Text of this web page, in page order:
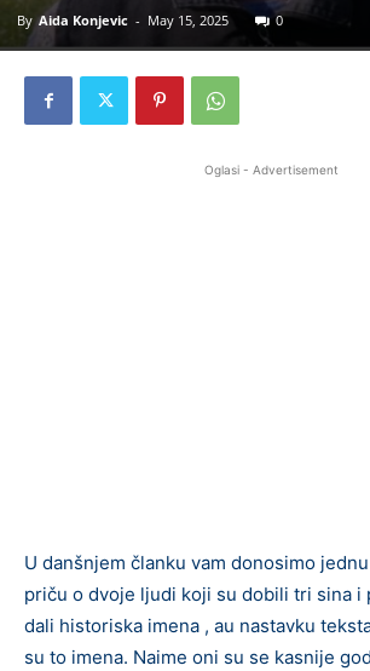
By Aida Konjevic - May 15, 2025 0
Oglasi - Advertisement
U danšnjem članku vam donosimo
priču o dvoje ljudi koji su dobili tri sina i
dali historiska imena , au nastavku
su to imena. Naime oni su se kasnije